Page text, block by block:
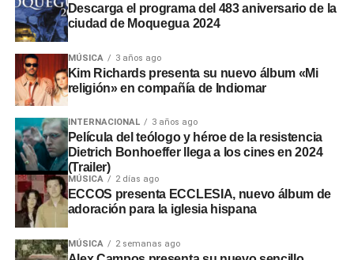
Descarga el programa del 483 aniversario de la
ciudad de Moquegua 2024
MÚSICA 3 años ago
Kim Richards presenta su nuevo álbum «Mi
religión» en compañía de Indiomar
INTERNACIONAL 3 años ago
Película del teólogo y héroe de la resistencia
Dietrich Bonhoeffer llega a los cines en 2024
(Trailer)
MÚSICA 2 días ago
ECCOS presenta ECCLESIA, nuevo álbum de
adoración para la iglesia hispana
MÚSICA 2 semanas ago